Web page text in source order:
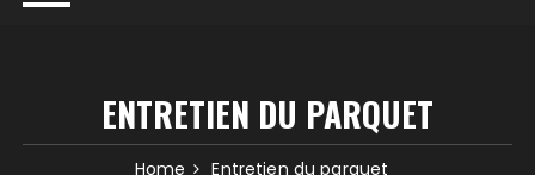
ENTRETIEN DU PARQUET
Home Entretien du parquet